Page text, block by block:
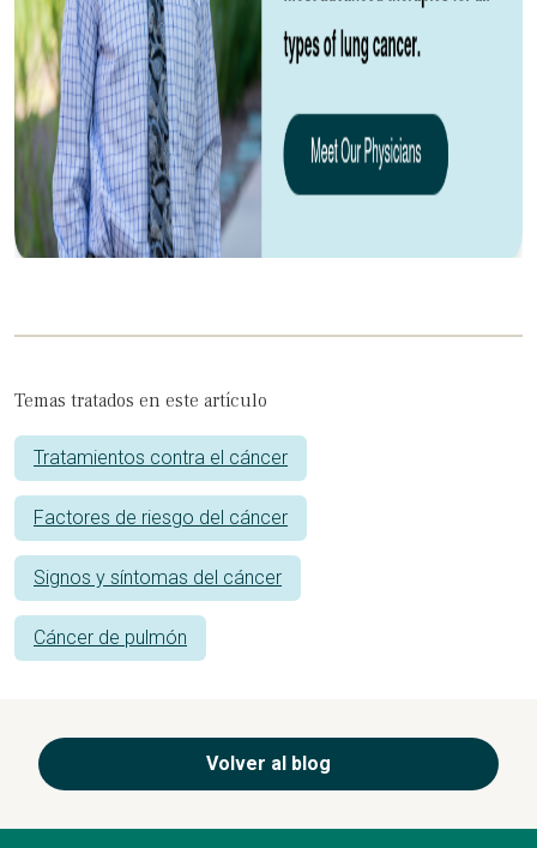
Temas tratados en este artículo
Tratamientos contra el cáncer
Factores de riesgo del cáncer
Signos y síntomas del cáncer
Cáncer de pulmón
Volver al blog